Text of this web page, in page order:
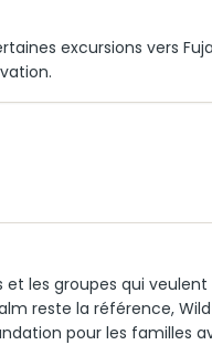
excursions vers
et les groupes qui
reste la référence,
pour les familles